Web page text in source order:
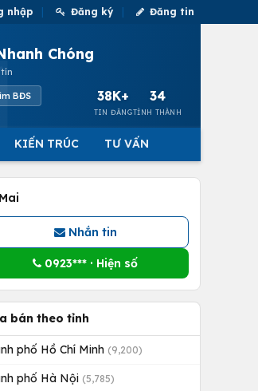
nhập Đăng ký Đăng tin
Chóng
BĐS 38K+
TIN ĐĂNG
34
TỈNH THÀNH
KIẾN TRÚC TƯ VẤN
Nhắn tin
0923*** · Hiện số
bán theo tỉnh
phố Hồ Chí Minh (9,200)
phố Hà Nội (5,785)